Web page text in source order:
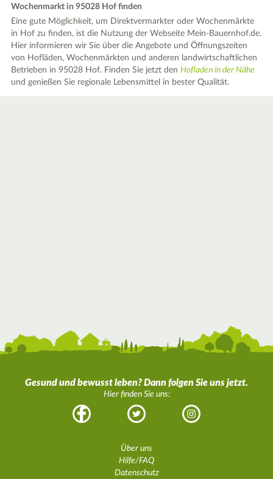
Wochenmarkt in 95028 Hof finden
Eine gute Möglichkeit, um Direktvermarkter oder Wochenmärkte
in Hof zu finden, ist die Nutzung der Webseite Mein-Bauernhof.de.
Hier informieren wir Sie über die Angebote und Öffnungszeiten
von Hofläden, Wochenmärkten und anderen landwirtschaftlichen
Betrieben in 95028 Hof. Finden Sie jetzt denHofladen in der Nähe
und genießen Sie regionale Lebensmittel in bester Qualität.
Gesund und bewusst leben? Dann folgen Sie uns jetzt.
Hier finden Sie uns:
Facebook Twitter Instagram
Über uns
Hilfe/FAQ
Datenschutz